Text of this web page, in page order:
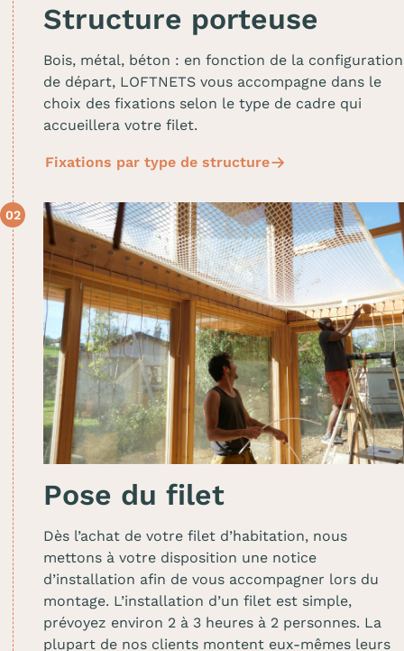
Structure porteuse
Bois, métal, béton : en fonction de la configuration
de départ, LOFTNETS vous accompagne dans le
choix des fixations selon le type de cadre qui
accueillera votre filet.
Fixations par type de structure
Pose du filet
Dès l’achat de votre filet d’habitation, nous
mettons à votre disposition une notice
d’installation afin de vous accompagner lors du
montage. L’installation d’un filet est simple,
prévoyez environ 2 à 3 heures à 2 personnes. La
plupart de nos clients montent eux-mêmes leurs